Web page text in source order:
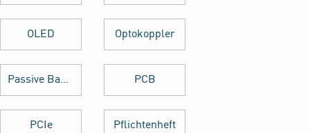
OLED Optokoppler
Passive Bauelemente PCB
PCIe Pflichtenheft